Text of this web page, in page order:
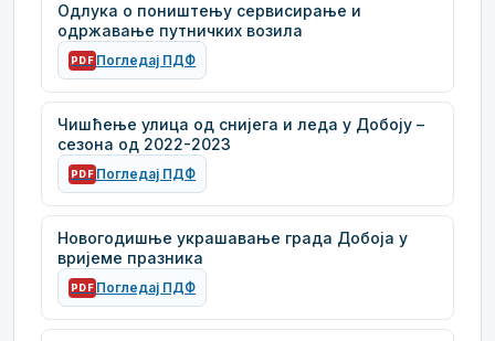
Одлука о поништењу сервисирање и
одржавање путничких возила
PDF Погледај ПДФ
Чишћење улица од снијега и леда у Добоју –
сезона од 2022-2023
PDF Погледај ПДФ
Новогодишње украшавање града Добоја у
вријеме празника
PDF Погледај ПДФ